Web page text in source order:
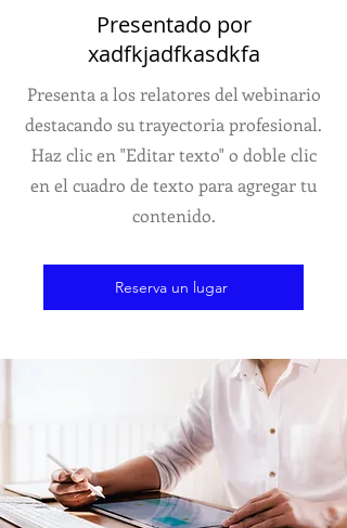
Presentado por
xadfkjadfkasdkfa
Presenta a los relatores del webinario
destacando su trayectoria profesional.
Haz clic en "Editar texto" o doble clic
en el cuadro de texto para agregar tu
contenido.
Reserva un lugar